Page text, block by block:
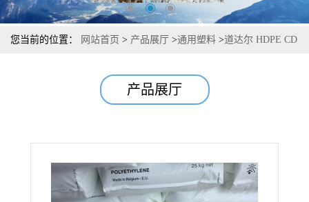
您当前的位置： 网站首页 > 产品展厅 >通用塑料 >道达尔 HDPE CD
产品展厅